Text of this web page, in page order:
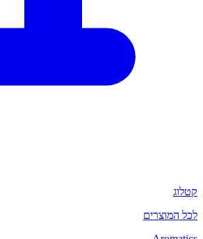
קטלוג
לכל המוצרים